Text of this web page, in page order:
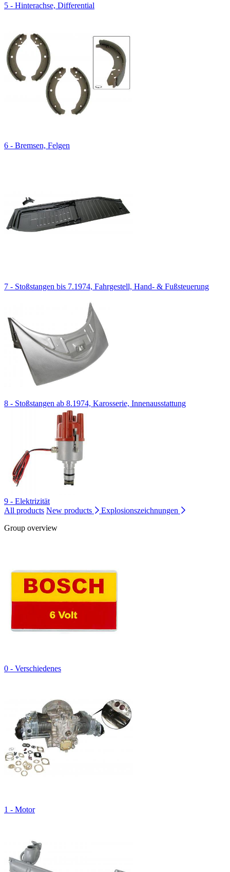
5 - Hinterachse, Differential
6 - Bremsen, Felgen
7 - Stoßstangen bis 7.1974, Fahrgestell, Hand- & Fußsteuerung
8 - Stoßstangen ab 8.1974, Karosserie, Innenausstattung
9 - Elektrizität
All products New products
Explosionszeichnungen
Group overview
0 - Verschiedenes
1 - Motor